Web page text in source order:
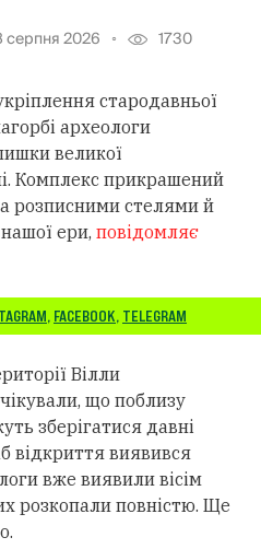
серпня 2026 1730
стародавньої
археологи
великої
Комплекс прикрашений
розписними стелями й
ери, повідомляє
, FACEBOOK, TELEGRAM
Вілли
що поблизу
зберігатися давні
відкриття виявився
вже виявили вісім
розкопали повністю. Ще